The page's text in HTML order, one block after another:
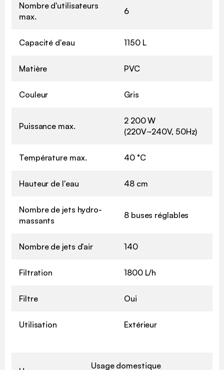
Nombre d'utilisateurs
max.
6
Capacité d'eau 1150 L
Matière PVC
Couleur Gris
Puissance max.
2 200 W
(220V~240V, 50Hz)
Température max. 40 °C
Hauteur de l'eau 48 cm
Nombre de jets hydro-
massants
8 buses réglables
Nombre de jets d'air 140
Filtration 1800 L/h
Filtre Oui
Utilisation Extérieur
Usage domestique